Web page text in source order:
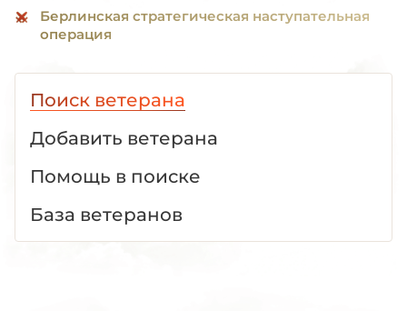
Берлинская стратегическая наступательная
операция
Поиск ветерана
Добавить ветерана
Помощь в поиске
База ветеранов